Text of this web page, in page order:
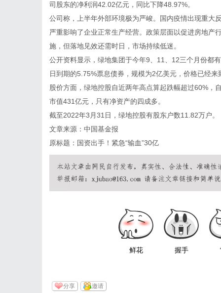
司股东的净利润42.02亿元，同比下降48.97%。
公司称，上半年外部环境极为严峻。国内疫情出现重大
严重影响了企业正常生产经营。政策层面以促进房地产
施，但落地见效还需时日，市场持续低迷。
公开资料显示，绿地集团于今年9、11、12三个月份都
日到期的5.75%票息债券，规模为2亿美元，价格已经
股价方面，绿地控股自近两年高点算起跌幅超过60%
市值431亿元，只有净资产的四成多。
截至2022年3月31日，绿地控股有股东户数11.82万户。
文章来源：中国基金报
原标题：国资出手！紧急“输血”30亿
鲜花 握手
分享 邀请